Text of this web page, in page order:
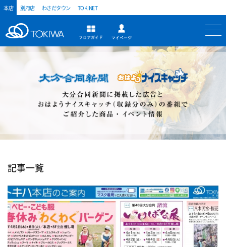
本店 別府店 わさだタウン TOKINET
トキハ フロアガイド
記事一覧